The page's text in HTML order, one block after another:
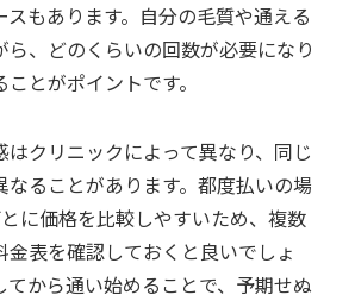
スもあります。自分の毛質や通える
ら、どのくらいの回数が必要になり
とがポイントです。
はクリニックによって異なり、同じ
なることがあります。都度払いの場
に価格を比較しやすいため、複数
金表を確認しておくと良いでしょ
てから通い始めることで、予期せぬ